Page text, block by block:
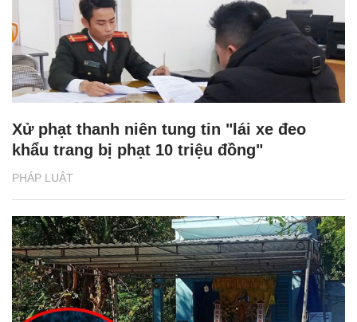
PHÁP LUẬT
Xử phạt thanh niên tung tin "lái xe đeo
khẩu trang bị phạt 10 triệu đồng"